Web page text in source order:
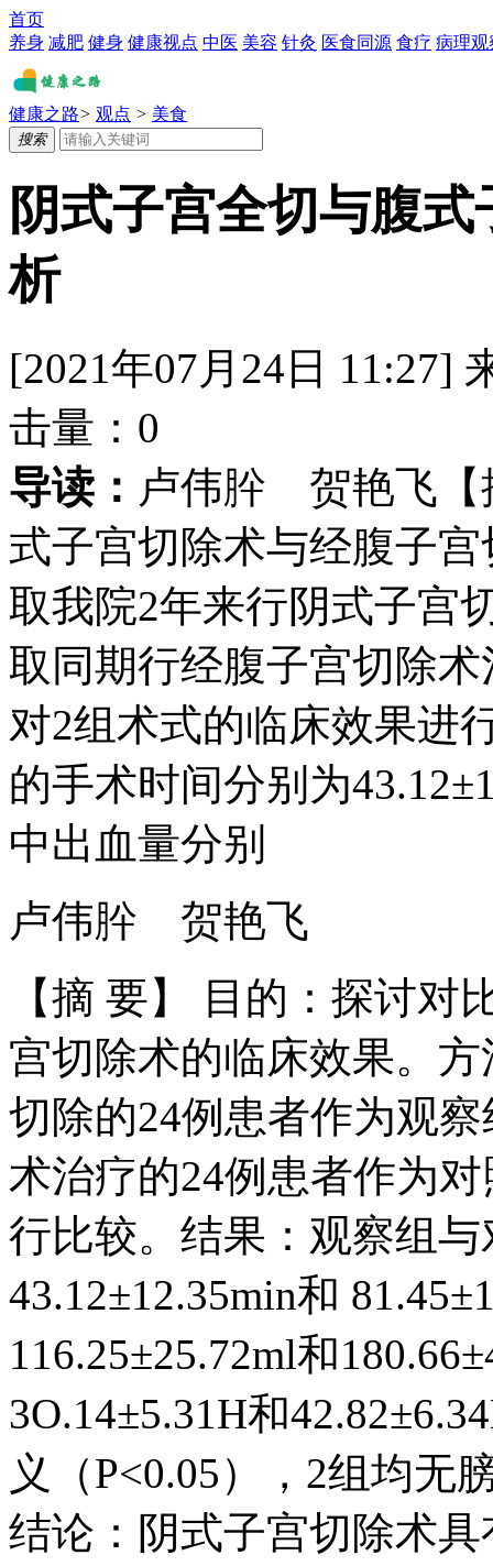
首页
养身 减肥 健身 健康视点 中医 美容 针灸 医食同源 食疗 病理观
健康之路> 观点 > 美食
搜索
阴式子宫全切与腹
析
[2021年07月24日 11:27]
击量： 0
导读： 卢伟肸 贺艳飞【
式子宫切除术与经腹子
取我院2年来行阴式子宫
取同期行经腹子宫切除
对2组术式的临床效果进
的手术时间分别为
中出血量分别
卢伟肸 贺艳飞
【摘 要】 目的：探讨
宫切除术的临床效果。
切除的24例患者作为观
术治疗的24例患者作为
行比较。结果：观察组
43.12±12.35min和
116.25±25.72ml和
3O.14±5.31H和
义（P<0.05），2组均无
结论：阴式子宫切除术